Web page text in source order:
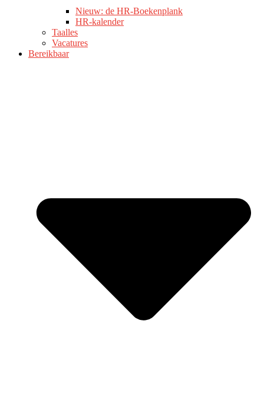
Nieuw: de HR-Boekenplank
HR-kalender
Taalles
Vacatures
Bereikbaar